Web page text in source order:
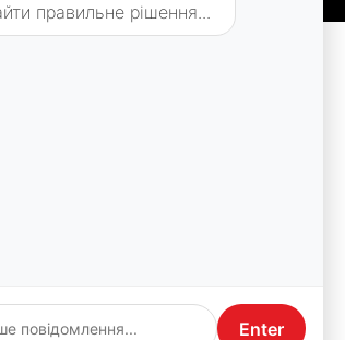
правильне рішення...
Enter